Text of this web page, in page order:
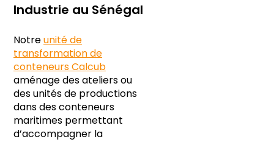
Industrie au Sénégal
Notreunité de
transformation de
conteneurs Calcub
aménage des ateliers ou
des unités de productions
dans des conteneurs
maritimes permettant
d’accompagner la